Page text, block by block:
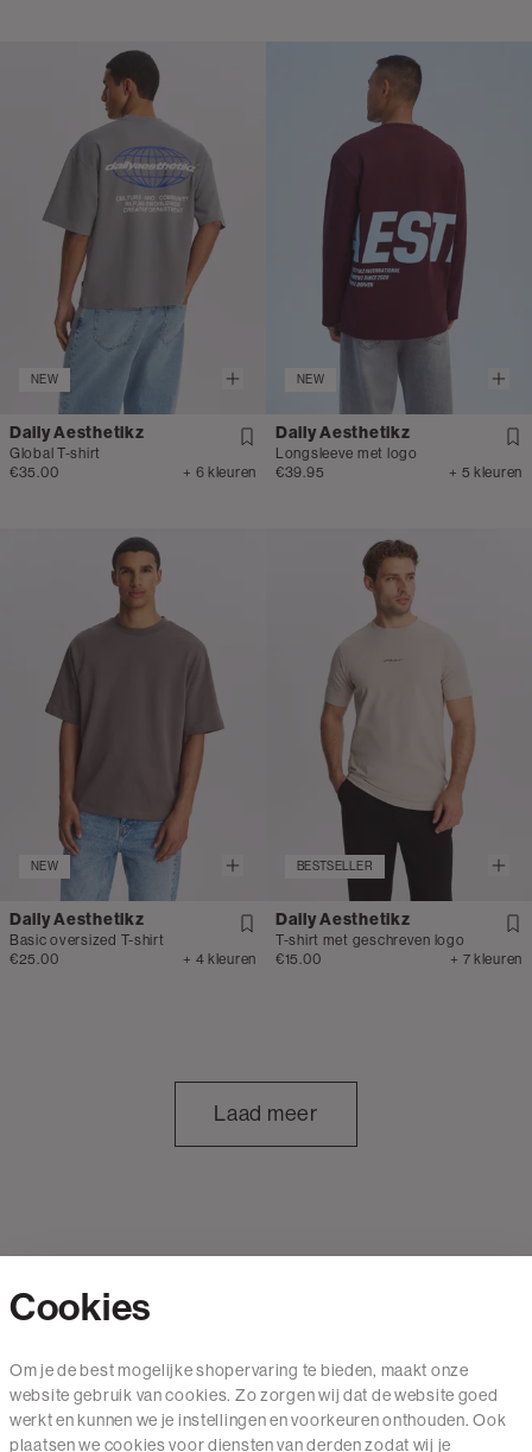
NEW
Daily Aesthetikz
Global T-shirt
€35.00
+ 6 kleuren
NEW
Daily Aesthetikz
Longsleeve met logo
€39.95
+ 5 kleuren
NEW
Daily Aesthetikz
Basic oversized T-shirt
€25.00
+ 4 kleuren
BESTSELLER
Daily Aesthetikz
T-shirt met geschreven logo
€15.00
+ 7 kleuren
Laad meer
Mail ons
020 - 3412 650
Cookies
Om je de best mogelijke shopervaring te bieden, maakt onze
website gebruik van cookies. Zo zorgen wij dat de website goed
werkt en kunnen we je instellingen en voorkeuren onthouden. Ook
plaatsen we cookies voor diensten van derden zodat wij je